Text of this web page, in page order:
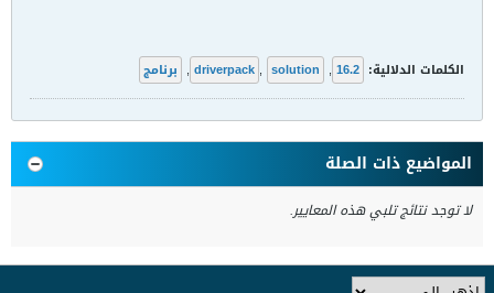
الكلمات الدلالية: 16.2
,
driverpack , solution
, برنامج
المواضيع ذات الصلة
لا توجد نتائج تلبي هذه المعايير.